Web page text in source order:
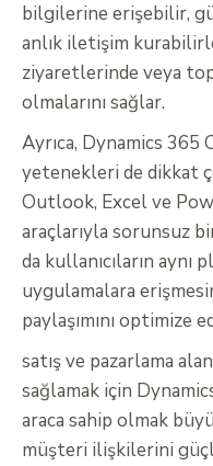
bilgilerine erişebilir,
anlık iletişim
ziyaretlerinde veya
olmalarını sağlar.
Ayrıca, Dynamics 365
yetenekleri de dikkat
Outlook, Excel ve
araçlarıyla sorunsuz
da kullanıcıların
uygulamalara
paylaşımını optimize
satış ve pazarlama
sağlamak için
araca sahip olmak
müşteri ilişkilerini